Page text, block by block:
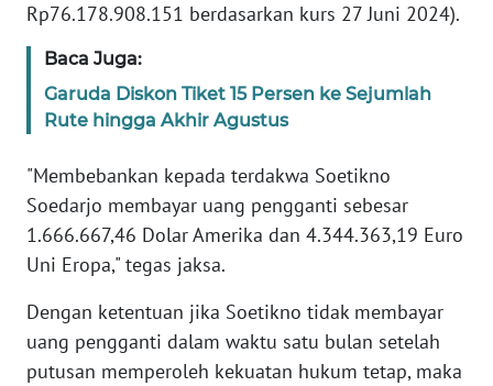
Rp76.178.908.151 berdasarkan kurs 27 Juni 2024).
Baca Juga:
Garuda Diskon Tiket 15 Persen ke Sejumlah
Rute hingga Akhir Agustus
"Membebankan kepada terdakwa Soetikno
Soedarjo membayar uang pengganti sebesar
1.666.667,46 Dolar Amerika dan 4.344.363,19 Euro
Uni Eropa," tegas jaksa.
Dengan ketentuan jika Soetikno tidak membayar
uang pengganti dalam waktu satu bulan setelah
putusan memperoleh kekuatan hukum tetap, maka
WN
WN
KEPRI
WN
PAPUA
WN
BARAT
WN